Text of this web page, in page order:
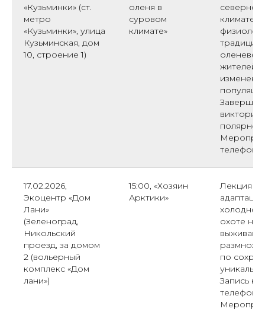
«Кузьминки» (ст.
метро
«Кузьминки», улица
Кузьминская, дом
10, строение 1)
оленя в
суровом
климате»
климате»
жителей
телефону:
17.02.2026,
Экоцентр «Дом
Лани»
(Зеленоград,
Никольский
проезд, за домом
2 (вольерный
комплекс «Дом
лани»)
15:00, «Хозяин
Арктики»
Лекция о
охоте на
по
Запись
телефону: